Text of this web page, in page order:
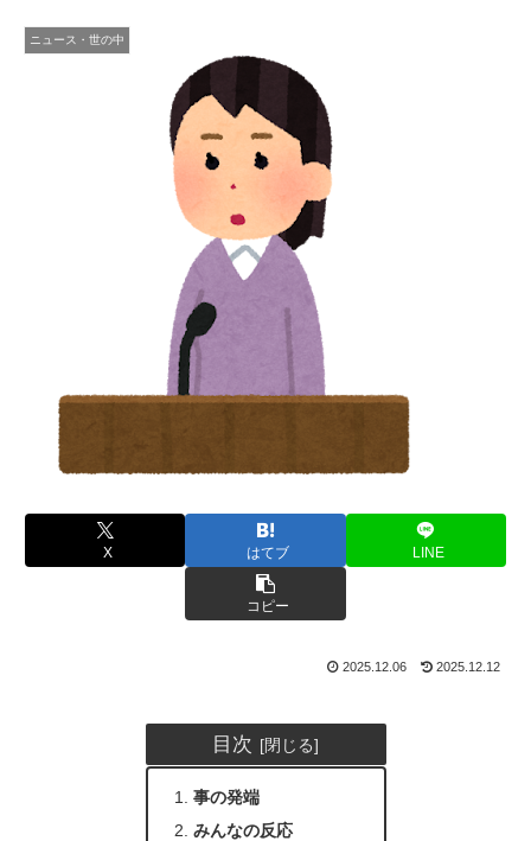
ニュース・世の中
X はてブ LINE
コピー
2025.12.06 2025.12.12
目次
事の発端
みんなの反応